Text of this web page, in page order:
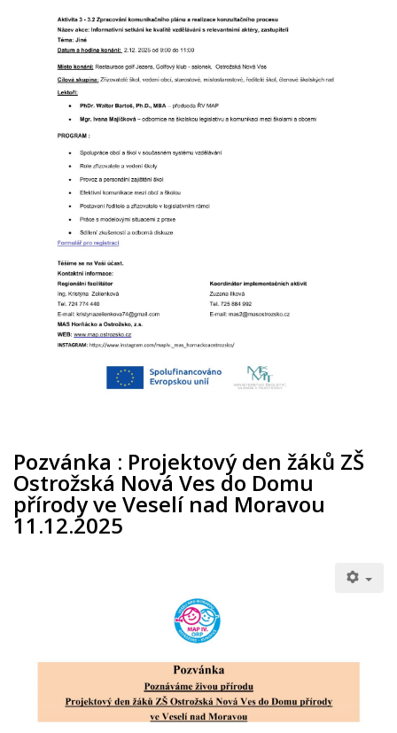
Pozvánka : Projektový den žáků ZŠ
Ostrožská Nová Ves do Domu
přírody ve Veselí nad Moravou
11.12.2025